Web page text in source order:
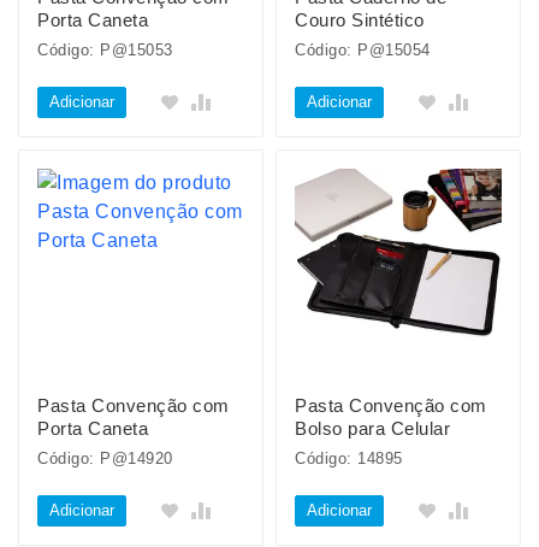
Porta Caneta
Código: P@15053
Adicionar
Couro Sintético
Código: P@15054
Adicionar
Pasta Convenção com
Porta Caneta
Código: P@14920
Adicionar
Pasta Convenção com
Bolso para Celular
Código: 14895
Adicionar